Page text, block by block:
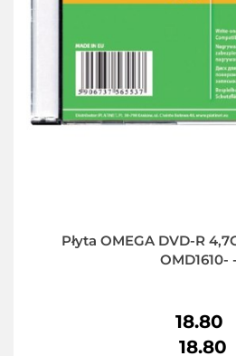
Płyta OMEGA DVD-R
OMD1610-
18.80
18.80